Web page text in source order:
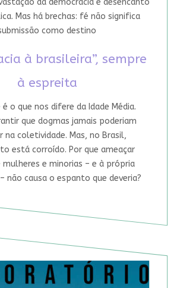
da democracia e desencanto
Mas há brechas: fé não significa
como destino
à brasileira”, sempre
à espreita
é o que nos difere da Idade Média.
que dogmas jamais poderiam
na coletividade. Mas, no Brasil,
está corroído. Por que ameaçar
e minorias – e à própria
não causa o espanto que deveria?